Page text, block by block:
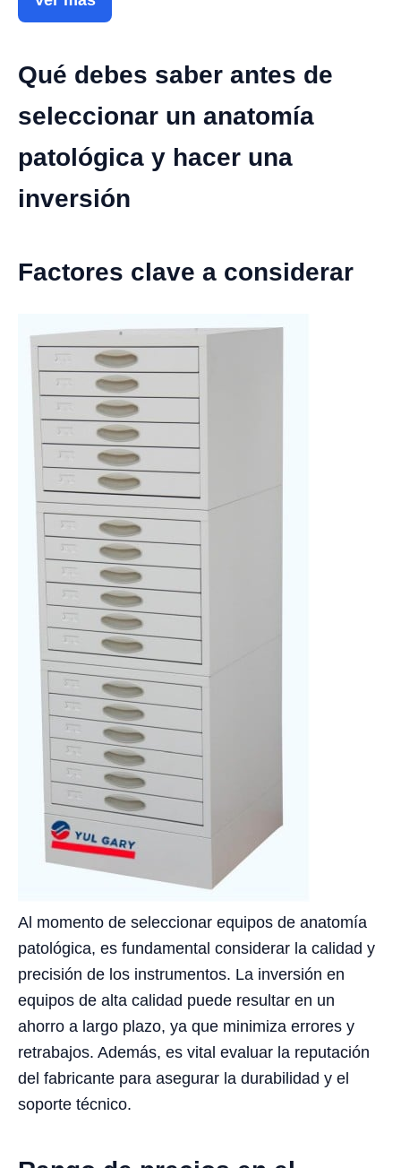
Qué debes saber antes de
seleccionar un anatomía
patológica y hacer una
inversión
Factores clave a considerar
Al momento de seleccionar equipos de anatomía
patológica, es fundamental considerar la calidad y
precisión de los instrumentos. La inversión en
equipos de alta calidad puede resultar en un
ahorro a largo plazo, ya que minimiza errores y
retrabajos. Además, es vital evaluar la reputación
del fabricante para asegurar la durabilidad y el
soporte técnico.